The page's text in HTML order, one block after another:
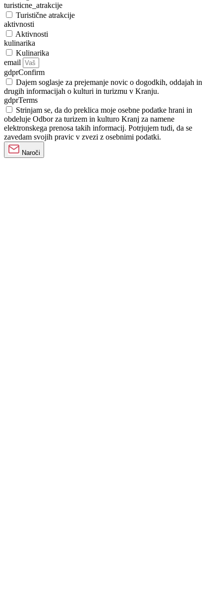
turisticne_atrakcije
Turistične atrakcije
aktivnosti
Aktivnosti
kulinarika
Kulinarika
email
gdprConfirm
Dajem soglasje za prejemanje novic o dogodkih, oddajah in
drugih informacijah o kulturi in turizmu v Kranju.
gdprTerms
Strinjam se, da do preklica moje osebne podatke hrani in
obdeluje Odbor za turizem in kulturo Kranj za namene
elektronskega prenosa takih informacij. Potrjujem tudi, da se
zavedam svojih pravic v zvezi z osebnimi podatki.
Naroči